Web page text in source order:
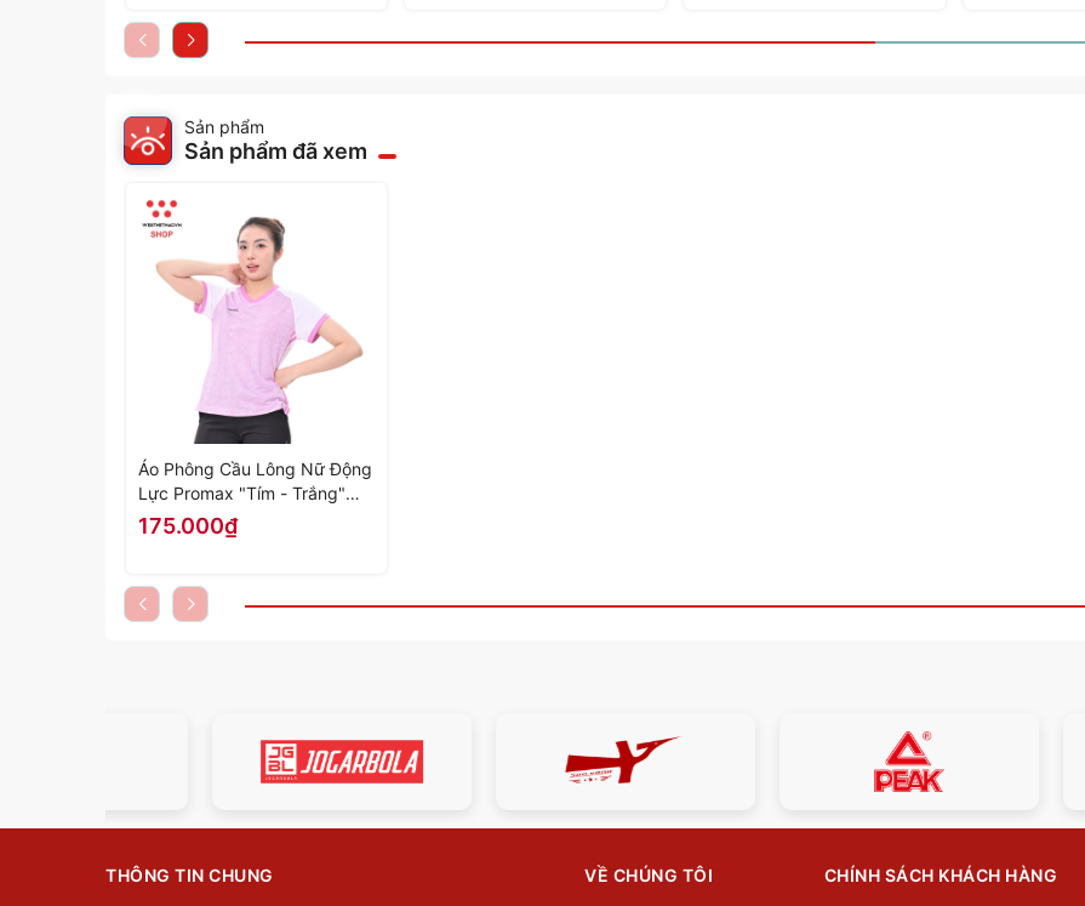
Sản phẩm
Sản phẩm đã xem
Áo Phông Cầu Lông Nữ Động
Lực Promax "Tím - Trắng"
DL-AP668-01 - Hàng Chính
Hãng
175.000₫
THÔNG TIN CHUNG VỀ CHÚNG TÔI CHÍNH SÁCH KHÁCH HÀNG